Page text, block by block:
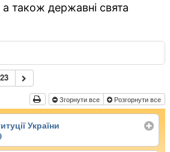
також державні свята
Згорнути все Розгорнути все
України